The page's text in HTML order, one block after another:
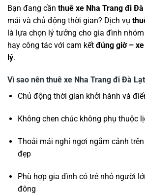
Bạn đang cần thuê xe Nha Trang đi
mái và chủ động thời gian? Dịch vụ
là lựa chọn lý tưởng cho gia đình
hay công tác với cam kết đúng giờ –
lý.
Vì sao nên thuê xe Nha Trang đi Đà
Chủ động thời gian khởi hành và
Không chen chúc không phụ thuộc
Thoải mái nghỉ ngơi ngắm cảnh
đẹp
Phù hợp gia đình có trẻ nhỏ người
đông